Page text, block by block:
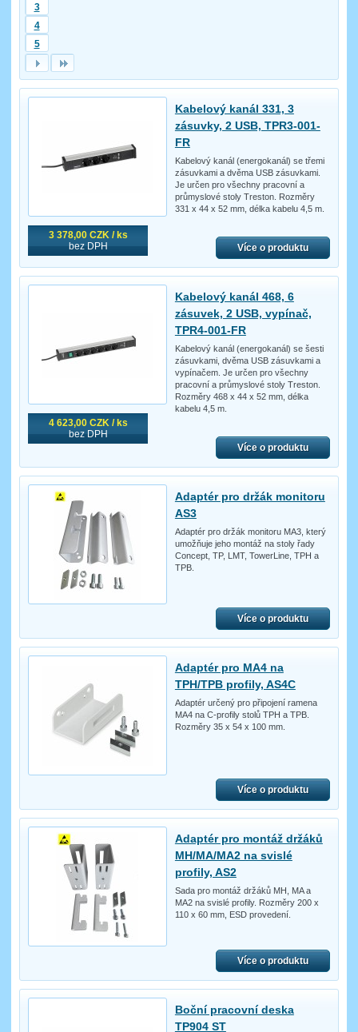
3
4
5
3 378,00 CZK / ks
bez DPH
Kabelový kanál 331, 3
zásuvky, 2 USB, TPR3-001-
FR
Kabelový kanál (energokanál) se třemi
zásuvkami a dvěma USB zásuvkami.
Je určen pro všechny pracovní a
průmyslové stoly Treston. Rozměry
331 x 44 x 52 mm, délka kabelu 4,5 m.
Více o produktu
4 623,00 CZK / ks
bez DPH
Kabelový kanál 468, 6
zásuvek, 2 USB, vypínač,
TPR4-001-FR
Kabelový kanál (energokanál) se šesti
zásuvkami, dvěma USB zásuvkami a
vypínačem. Je určen pro všechny
pracovní a průmyslové stoly Treston.
Rozměry 468 x 44 x 52 mm, délka
kabelu 4,5 m.
Více o produktu
Adaptér pro držák monitoru
AS3
Adaptér pro držák monitoru MA3, který
umožňuje jeho montáž na stoly řady
Concept, TP, LMT, TowerLine, TPH a
TPB.
Více o produktu
Adaptér pro MA4 na
TPH/TPB profily, AS4C
Adaptér určený pro připojení ramena
MA4 na C-profily stolů TPH a TPB.
Rozměry 35 x 54 x 100 mm.
Více o produktu
Adaptér pro montáž držáků
MH/MA/MA2 na svislé
profily, AS2
Sada pro montáž držáků MH, MA a
MA2 na svislé profily. Rozměry 200 x
110 x 60 mm, ESD provedení.
Více o produktu
Boční pracovní deska
TP904 ST